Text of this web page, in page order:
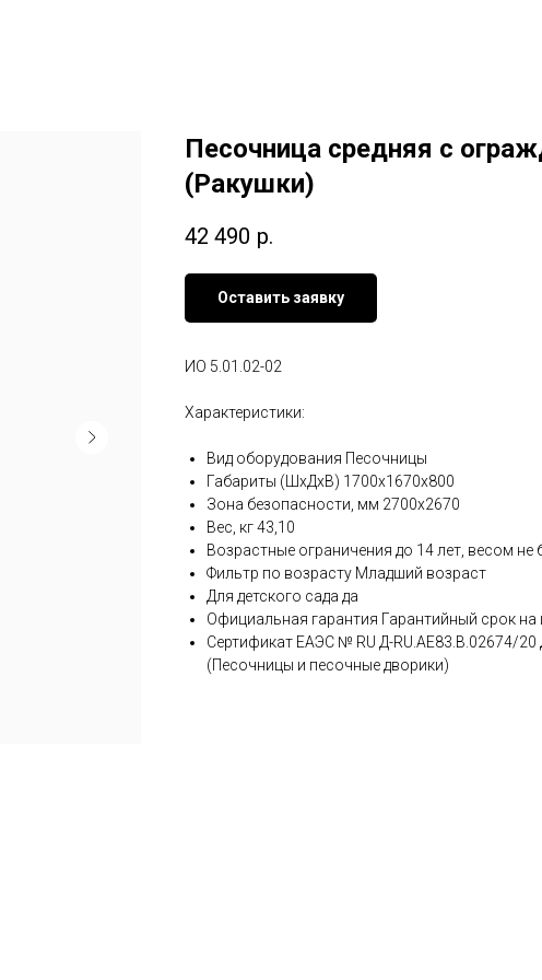
Песочница средняя с
(Ракушки)
42 490 р.
Оставить заявку
ИО 5.01.02-02
Характеристики:
Вид оборудования Песочницы
Габариты (ШхДхВ) 1700x1670x800
Зона безопасности, мм 2700х2670
Вес, кг 43,10
Возрастные ограничения до 14 лет, весом не
Фильтр по возрасту Младший возраст
Для детского сада да
Официальная гарантия Гарантийный срок на
Сертификат ЕАЭС № RU Д-RU.AE83.B.02674/20
(Песочницы и песочные дворики)